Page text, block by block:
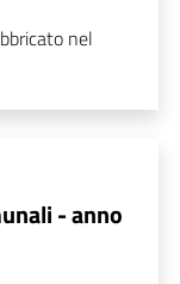
nel
- anno